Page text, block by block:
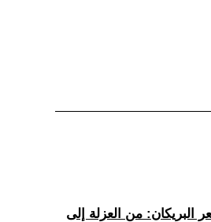
البريكان: من العزلة إلى